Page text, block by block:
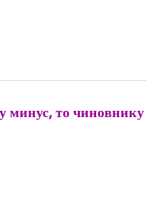
минус, то чиновнику